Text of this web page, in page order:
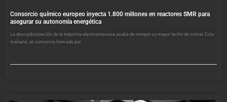
Consorcio químico europeo inyecta 1.800 millones en reactores SMR para
asegurar su autonomía energética
La descarbonización de la industria electrointensiva acaba de romper su mayor techo de cristal. Esta
mañana, un consorcio formado por